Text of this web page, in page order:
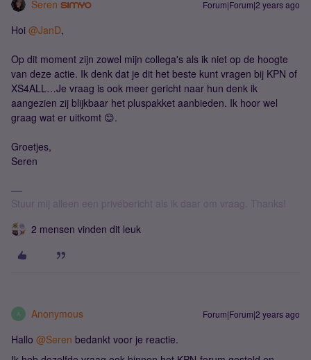
Seren Forum|Forum|2 years ago
Hoi @JanD,
Op dit moment zijn zowel mijn collega's als ik niet op de hoogte
van deze actie. Ik denk dat je dit het beste kunt vragen bij KPN of
XS4ALL…Je vraag is ook meer gericht naar hun denk ik
aangezien zij blijkbaar het pluspakket aanbieden. Ik hoor wel
graag wat er uitkomt 😊.
Groetjes,
Seren
Stuur mij alleen een privébericht als ik daar om vraag. Thanks!
2 mensen vinden dit leuk
A Anonymous Forum|Forum|2 years ago
Hallo @Seren bedankt voor je reactie.